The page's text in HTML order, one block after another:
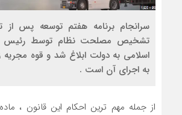
سرانجام برنامه هفتم توسعه پس از
تشخیص مصلحت نظام توسط رئیس
اسلامی به دولت ابلاغ شد و قوه
به اجرای آن است .